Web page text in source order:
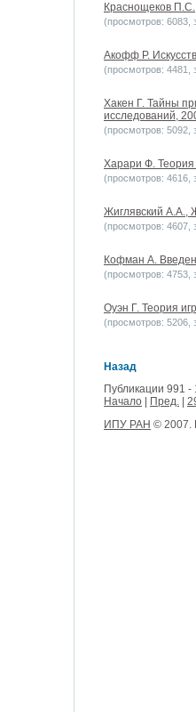
Краснощеков
(просмотров: 6083,
Акофф Р.
(просмотров: 4481,
Хакен Г. Тайны
исследований,
(просмотров: 5092,
Харари Ф.
(просмотров: 4616,
Жиглявский А.А.,
(просмотров: 4607,
Кофман А.
(просмотров: 4753,
Оуэн Г. Теория
(просмотров: 5206,
Назад
Публикации 991 -
Начало
Пред.
ИПУ РАН © 2007.